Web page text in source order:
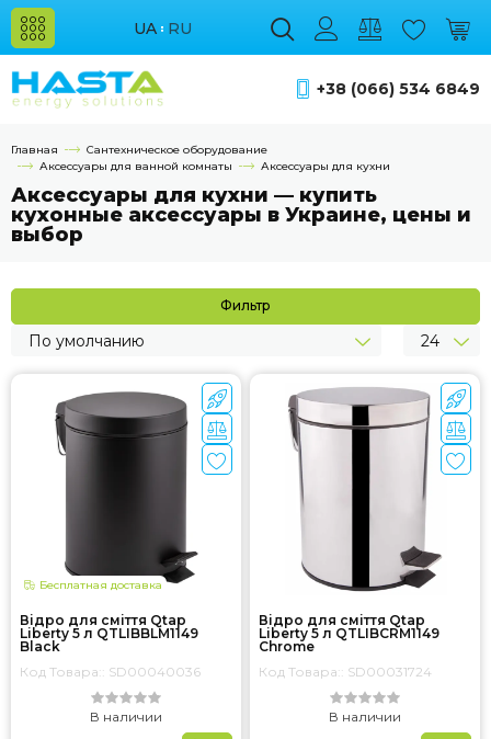
UA RU
+38 (066) 534 6849
Главная
Сантехническое оборудование
Аксессуары для ванной комнаты
Аксессуары для кухни
Аксессуары для кухни — купить
кухонные аксессуары в Украине, цены и
выбор
Фильтр
По умолчанию 24
Бесплатная доставка
Відро для сміття Qtap
Liberty 5 л QTLIBBLM1149
Black
Код Товара:: SD00040036
В наличии
Відро для сміття Qtap
Liberty 5 л QTLIBCRM1149
Chrome
Код Товара:: SD00031724
В наличии